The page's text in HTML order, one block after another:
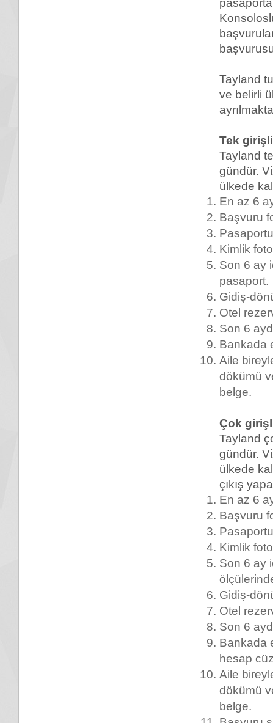
Tayland
ve belirli
Tek
Tayland
gündür.
ülkede
En az 6
Başvuru
Kimlik
Son 6 ay
pasaport.
Gidiş-
Otel
Son 6
Bankada
Aile
dökümü
belge.
Çok
Tayland
gündür.
ülkede
çıkış
En az 6
Başvuru
Kimlik
Son 6 ay
Gidiş-
Otel
Son 6
Bankada
hesap
Aile
dökümü
belge.